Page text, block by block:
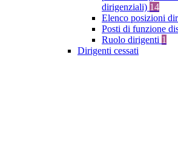
dirigenziali) 14
Elenco posizioni
Posti di funzione
Ruolo dirigenti 1
Dirigenti cessati